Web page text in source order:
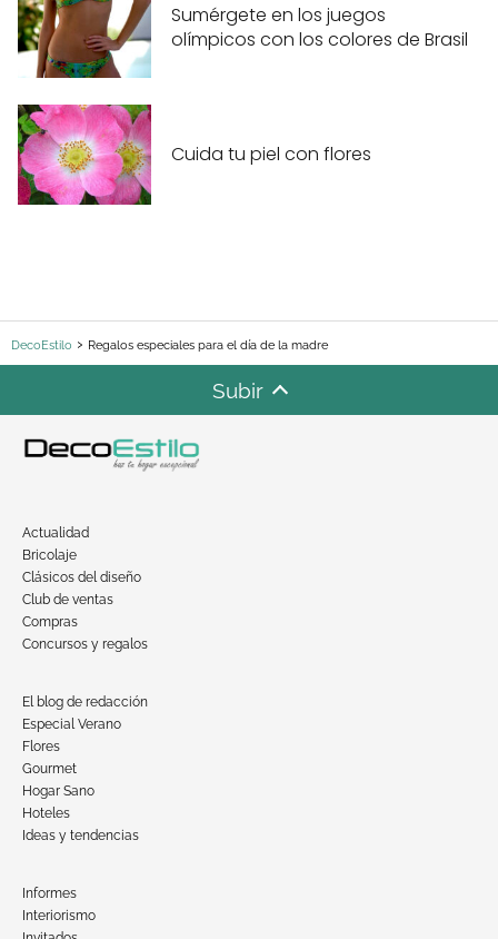
Sumérgete en los juegos
olímpicos con los colores de Brasil
Cuida tu piel con flores
DecoEstilo Regalos especiales para el día de la madre
Subir
Actualidad
Bricolaje
Clásicos del diseño
Club de ventas
Compras
Concursos y regalos
El blog de redacción
Especial Verano
Flores
Gourmet
Hogar Sano
Hoteles
Ideas y tendencias
Informes
Interiorismo